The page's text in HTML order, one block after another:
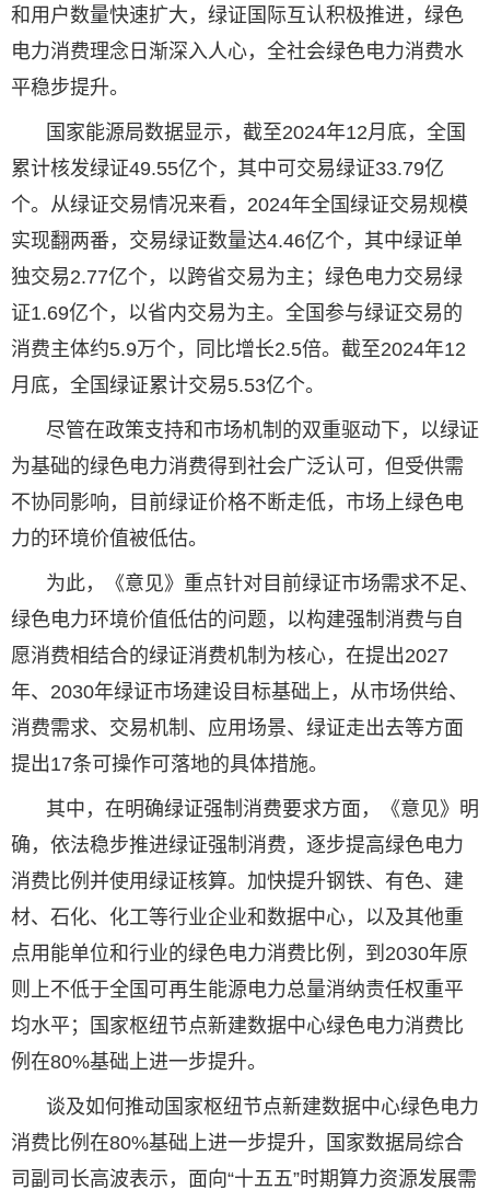
和用户数量快速扩大，绿证国际互认积极推进，绿色
电力消费理念日渐深入人心，全社会绿色电力消费水
平稳步提升。
国家能源局数据显示，截至2024年12月底，全国
累计核发绿证49.55亿个，其中可交易绿证33.79亿
个。从绿证交易情况来看，2024年全国绿证交易规模
实现翻两番，交易绿证数量达4.46亿个，其中绿证单
独交易2.77亿个，以跨省交易为主；绿色电力交易绿
证1.69亿个，以省内交易为主。全国参与绿证交易的
消费主体约5.9万个，同比增长2.5倍。截至2024年12
月底，全国绿证累计交易5.53亿个。
尽管在政策支持和市场机制的双重驱动下，以绿证
为基础的绿色电力消费得到社会广泛认可，但受供需
不协同影响，目前绿证价格不断走低，市场上绿色电
力的环境价值被低估。
为此，《意见》重点针对目前绿证市场需求不足、
绿色电力环境价值低估的问题，以构建强制消费与自
愿消费相结合的绿证消费机制为核心，在提出2027
年、2030年绿证市场建设目标基础上，从市场供给、
消费需求、交易机制、应用场景、绿证走出去等方面
提出17条可操作可落地的具体措施。
其中，在明确绿证强制消费要求方面，《意见》明
确，依法稳步推进绿证强制消费，逐步提高绿色电力
消费比例并使用绿证核算。加快提升钢铁、有色、建
材、石化、化工等行业企业和数据中心，以及其他重
点用能单位和行业的绿色电力消费比例，到2030年原
则上不低于全国可再生能源电力总量消纳责任权重平
均水平；国家枢纽节点新建数据中心绿色电力消费比
例在80%基础上进一步提升。
谈及如何推动国家枢纽节点新建数据中心绿色电力
消费比例在80%基础上进一步提升，国家数据局综合
司副司长高波表示，面向“十五五”时期算力资源发展需